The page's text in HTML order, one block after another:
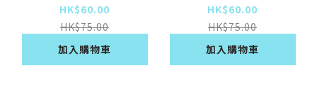
HK$60.00
HK$75.00
加入購物車
HK$60.00
HK$75.00
加入購物車